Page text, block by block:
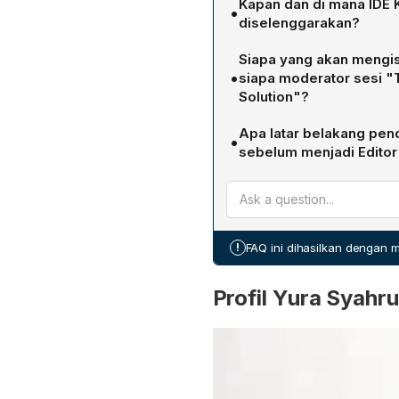
•Kapan dan di mana IDE
diselenggarakan?
IDE Katadata Future
Ballroom, Djakarta
•
Siapa yang akan
siapa moderator sesi
Solution"?
Materi "Governing
dan Digital RI, Meutya
akan dipandu oleh
dengan panelis Sigit P.
•Apa latar belakang
sebelum menjadi
Yura Syahrul
sarjana di Universitas
Investor Magazine
Investments Media
Indonesia.
! FAQ ini dihasilkan dengan
Profil Yura